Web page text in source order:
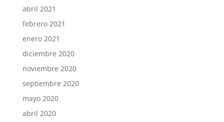
abril 2021
febrero 2021
enero 2021
diciembre 2020
noviembre 2020
septiembre 2020
mayo 2020
abril 2020